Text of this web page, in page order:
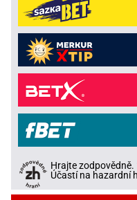
Hrajte
Účastí na hazardní